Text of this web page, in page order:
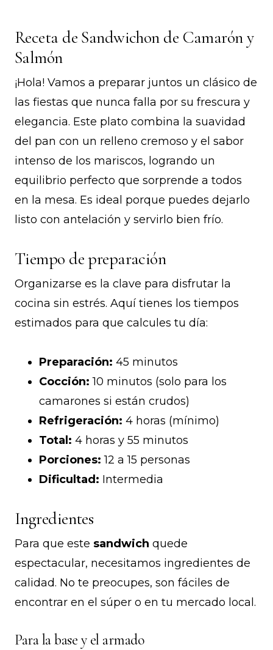
Receta de Sandwichon de Camarón y
Salmón
¡Hola! Vamos a preparar juntos un clásico de
las fiestas que nunca falla por su frescura y
elegancia. Este plato combina la suavidad
del pan con un relleno cremoso y el sabor
intenso de los mariscos, logrando un
equilibrio perfecto que sorprende a todos
en la mesa. Es ideal porque puedes dejarlo
listo con antelación y servirlo bien frío.
Tiempo de preparación
Organizarse es la clave para disfrutar la
cocina sin estrés. Aquí tienes los tiempos
estimados para que calcules tu día:
Preparación: 45 minutos
Cocción: 10 minutos (solo para los
camarones si están crudos)
Refrigeración: 4 horas (mínimo)
Total: 4 horas y 55 minutos
Porciones: 12 a 15 personas
Dificultad: Intermedia
Ingredientes
Para que este sandwich quede
espectacular, necesitamos ingredientes de
calidad. No te preocupes, son fáciles de
encontrar en el súper o en tu mercado local.
Para la base y el armado